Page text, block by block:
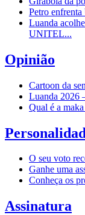
Petro
Luanda
UNITEL...
Opinião
Cartoon da
Luanda 2026
Qual é a
O seu voto
Ganhe uma
Conheça os
Assinatura